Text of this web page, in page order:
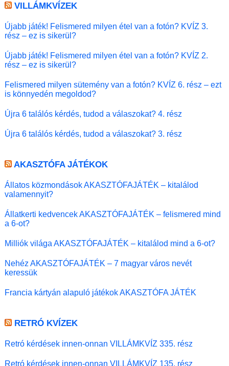
VILLÁMKVÍZEK
Újabb játék! Felismered milyen étel van a fotón? KVÍZ 3.
rész – ez is sikerül?
Újabb játék! Felismered milyen étel van a fotón? KVÍZ 2.
rész – ez is sikerül?
Felismered milyen sütemény van a fotón? KVÍZ 6. rész – ezt
is könnyedén megoldod?
Újra 6 találós kérdés, tudod a válaszokat? 4. rész
Újra 6 találós kérdés, tudod a válaszokat? 3. rész
AKASZTÓFA JÁTÉKOK
Állatos közmondások AKASZTÓFAJÁTÉK – kitalálod
valamennyit?
Állatkerti kedvencek AKASZTÓFAJÁTÉK – felismered mind
a 6-ot?
Milliók világa AKASZTÓFAJÁTÉK – kitalálod mind a 6-ot?
Nehéz AKASZTÓFAJÁTÉK – 7 magyar város nevét
keressük
Francia kártyán alapuló játékok AKASZTÓFA JÁTÉK
RETRÓ KVÍZEK
Retró kérdések innen-onnan VILLÁMKVÍZ 335. rész
Retró kérdések innen-onnan VILLÁMKVÍZ 135. rész